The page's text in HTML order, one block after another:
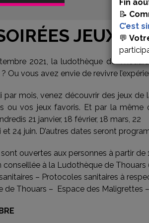
Fin
📝
C’est
💬
JEUX
2021, la ludothèque de
Ou vous avez envie de revivre
par mois, venez découvrir des jeux
ou vos jeux favoris. Et par la même
21 janvier, 18 février, 18 mars, 22
et 24 juin. D’autres dates seront
ouvertes aux personnes à partir
conseillée à la Ludothèque de
– Protocoles sanitaires à
de Thouars – Espace des Maligrettes